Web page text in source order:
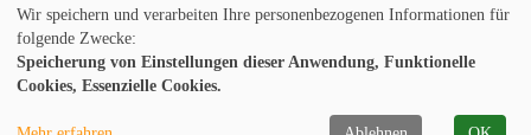
Widerruf
Wir speichern und verarbeiten Ihre personenbezogenen Informationen für
folgende Zwecke:
Speicherung von Einstellungen dieser Anwendung, Funktionelle
Cookies, Essenzielle Cookies.